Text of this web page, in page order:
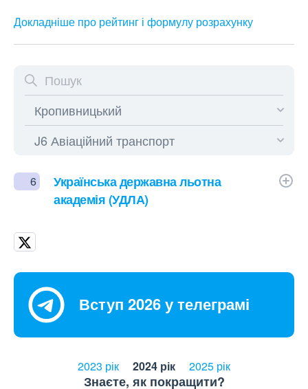
Докладніше про рейтинг і формулу розрахунку
6
Українська державна льотна
академія (УДЛА)
Вступ 2026 у телеграмі
2023 рік 2024 рік 2025 рік
Знаєте, як покращити?